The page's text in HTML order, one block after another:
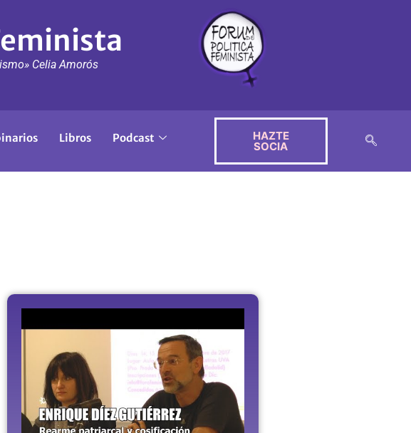
Celia Amorós
Libros
Podcast
HAZTE
SOCIA